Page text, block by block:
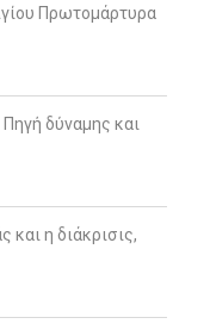
Πρωτομάρτυρα
δύναμης και
η διάκρισις,